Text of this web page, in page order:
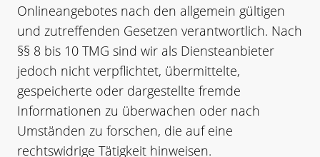
Onlineangebotes nach den allgemein gültigen
und zutreffenden Gesetzen verantwortlich. Nach
§§ 8 bis 10 TMG sind wir als Diensteanbieter
jedoch nicht verpflichtet, übermittelte,
gespeicherte oder dargestellte fremde
Informationen zu überwachen oder nach
Umständen zu forschen, die auf eine
rechtswidrige Tätigkeit hinweisen.